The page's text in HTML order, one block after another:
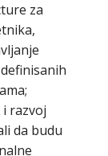
za
razvoj
da budu